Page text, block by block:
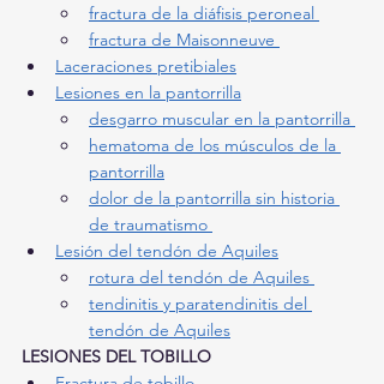
fractura de la diáfisis peroneal
fractura de Maisonneuve
Laceraciones pretibiales
Lesiones en la pantorrilla
desgarro muscular en la pantorrilla
hematoma de los músculos de la
pantorrilla
dolor de la pantorrilla sin historia
de traumatismo
Lesión del tendón de Aquiles
rotura del tendón de Aquiles
tendinitis y paratendinitis del
tendón de Aquiles
LESIONES DEL TOBILLO